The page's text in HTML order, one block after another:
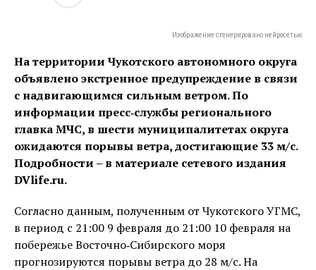
Изображение сгенерировано нейросетью
На территории Чукотского автономного округа
объявлено экстренное предупреждение в связи
с надвигающимся сильным ветром. По
информации пресс‑службы регионального
главка МЧС, в шести муниципалитетах округа
ожидаются порывы ветра, достигающие 33 м/с.
Подробности – в материале сетевого издания
DVlife.ru.
Согласно данным, полученным от Чукотского УГМС,
в период с 21:00 9 февраля до 21:00 10 февраля на
побережье Восточно‑Сибирского моря
прогнозируются порывы ветра до 28 м/с. На